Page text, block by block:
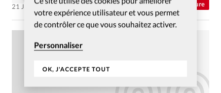
votre expérience utilisateur et vous permet
de contrôler ce que vous souhaitez activer.
Personnaliser
OK, J'ACCEPTE TOUT
Culture
21 Juil 2011
Abonnés